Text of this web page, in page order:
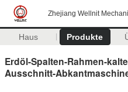
Zhejiang Wellnit
Haus Produkte
Erdöl-Spalten-Rahmen-
Ausschnitt-